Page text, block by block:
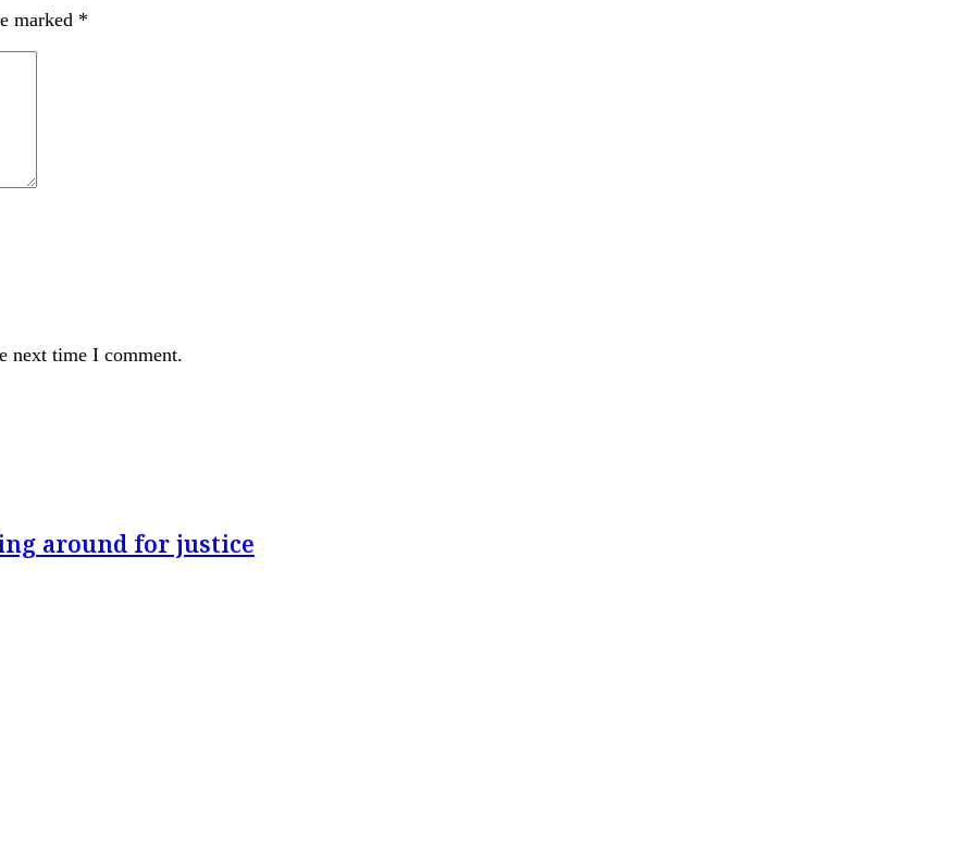
marked *
next time I comment.
around for justice